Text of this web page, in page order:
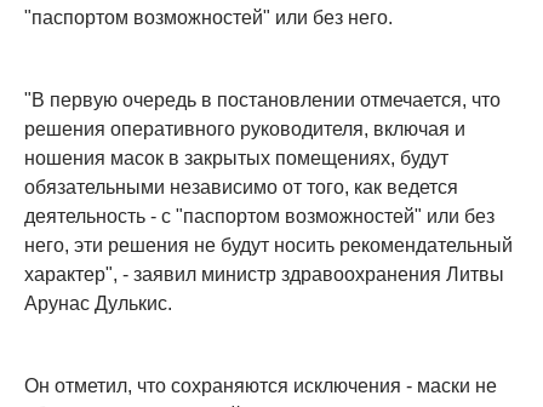
"паспортом возможностей" или без него.
"В первую очередь в постановлении отмечается, что
решения оперативного руководителя, включая и
ношения масок в закрытых помещениях, будут
обязательными независимо от того, как ведется
деятельность - с "паспортом возможностей" или без
него, эти решения не будут носить рекомендательный
характер", - заявил министр здравоохранения Литвы
Арунас Дулькис.
Он отметил, что сохраняются исключения - маски не